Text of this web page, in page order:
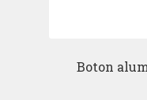
Boton